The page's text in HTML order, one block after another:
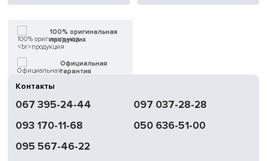
100% оригинальная
продукция
Официальная
гарантия
доставка
Обмен | Возвращение
Контакты
067 395-24-44
097 037-28-28
093 170-11-68
050 636-51-00
095 567-46-22